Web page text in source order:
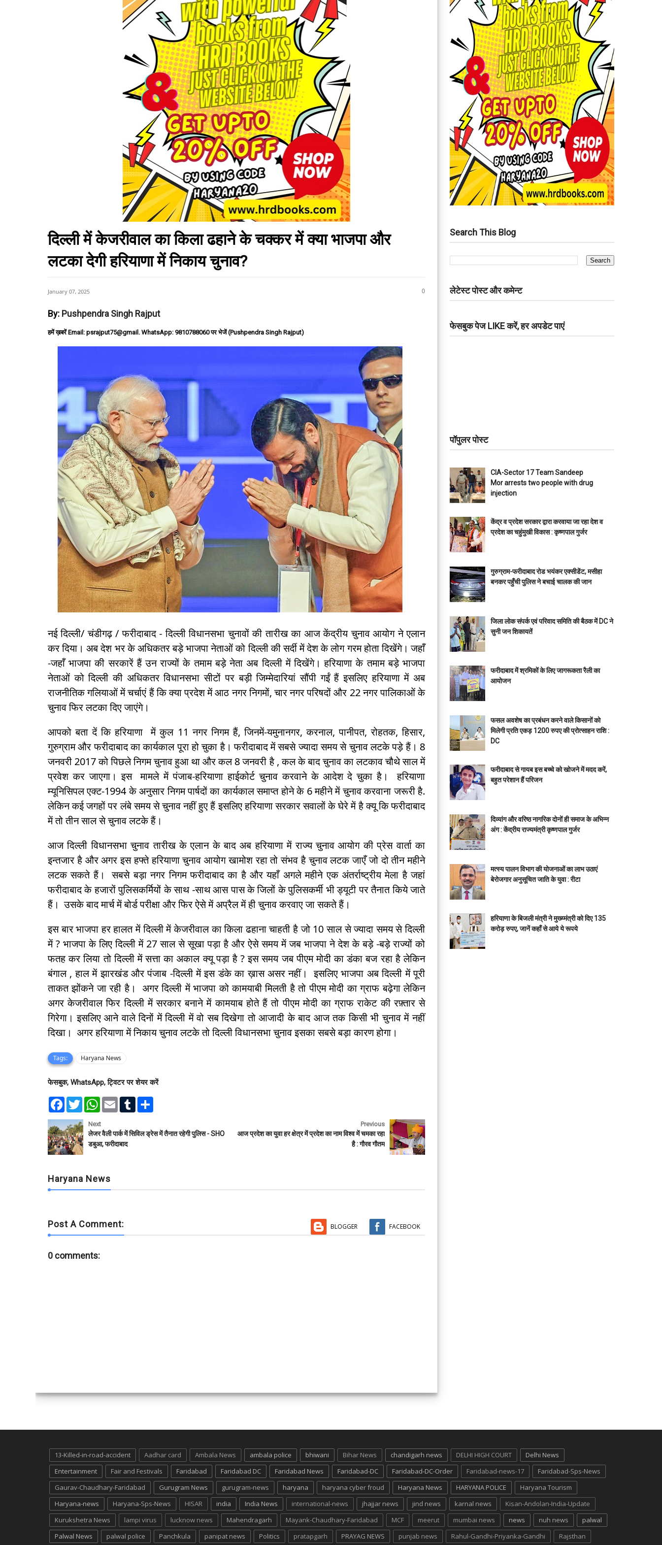
दिल्ली में केजरीवाल का किला ढहाने के चक्कर में क्या भाजपा और
लटका देगी हरियाणा में निकाय चुनाव?
January 07, 2025 0
By: Pushpendra Singh Rajput
हमें ख़बरें Email: psrajput75@gmail. WhatsApp: 9810788060 पर भेजें (Pushpendra Singh Rajput)
नई दिल्ली/ चंडीगढ़ / फरीदाबाद - दिल्ली विधानसभा चुनावों की तारीख का आज केंद्रीय चुनाव आयोग ने एलान
कर दिया। अब देश भर के अधिकतर बड़े भाजपा नेताओं को दिल्ली की सर्दी में देश के लोग गरम होता दिखेंगे। जहाँ
-जहाँ भाजपा की सरकारें हैं उन राज्यों के तमाम बड़े नेता अब दिल्ली में दिखेंगे। हरियाणा के तमाम बड़े भाजपा
नेताओं को दिल्ली की अधिकतर विधानसभा सीटों पर बड़ी जिम्मेदारियां सौंपी गईं हैं इसलिए हरियाणा में अब
राजनीतिक गलियाओं में चर्चाएं हैं कि क्या प्रदेश में आठ नगर निगमों, चार नगर परिषदों और 22 नगर पालिकाओं के
चुनाव फिर लटका दिए जाएंगे।
आपको बता दें कि हरियाणा में कुल 11 नगर निगम हैं, जिनमें-यमुनानगर, करनाल, पानीपत, रोहतक, हिसार,
गुरुग्राम और फरीदाबाद का कार्यकाल पूरा हो चुका है। फरीदाबाद में सबसे ज्यादा समय से चुनाव लटके पड़े हैं। 8
जनवरी 2017 को पिछले निगम चुनाव हुआ था और कल 8 जनवरी है , कल के बाद चुनाव का लटकाव चौथे साल में
प्रवेश कर जाएगा। इस मामले में पंजाब-हरियाणा हाईकोर्ट चुनाव करवाने के आदेश दे चुका है। हरियाणा
म्यूनिसिपल एक्ट-1994 के अनुसार निगम पार्षदों का कार्यकाल समाप्त होने के 6 महीने में चुनाव करवाना जरूरी है.
लेकिन कई जगहों पर लंबे समय से चुनाव नहीं हुए हैं इसलिए हरियाणा सरकार सवालों के घेरे में है क्यू कि फरीदाबाद
में तो तीन साल से चुनाव लटके हैं।
आज दिल्ली विधानसभा चुनाव तारीख के एलान के बाद अब हरियाणा में राज्य चुनाव आयोग की प्रेस वार्ता का
इन्तजार है और अगर इस हफ्ते हरियाणा चुनाव आयोग खामोश रहा तो संभव है चुनाव लटक जाएँ जो दो तीन महीने
लटक सकते हैं। सबसे बड़ा नगर निगम फरीदाबाद का है और यहाँ अगले महीने एक अंतर्राष्ट्रीय मेला है जहां
फरीदाबाद के हजारों पुलिसकर्मियों के साथ -साथ आस पास के जिलों के पुलिसकर्मी भी ड्यूटी पर तैनात किये जाते
हैं। उसके बाद मार्च में बोर्ड परीक्षा और फिर ऐसे में अप्रैल में ही चुनाव करवाए जा सकते हैं।
इस बार भाजपा हर हालत में दिल्ली में केजरीवाल का किला ढहाना चाहती है जो 10 साल से ज्यादा समय से दिल्ली
में ? भाजपा के लिए दिल्ली में 27 साल से सूखा पड़ा है और ऐसे समय में जब भाजपा ने देश के बड़े -बड़े राज्यों को
फतह कर लिया तो दिल्ली में सत्ता का अकाल क्यू पड़ा है ? इस समय जब पीएम मोदी का डंका बज रहा है लेकिन
बंगाल , हाल में झारखंड और पंजाब -दिल्ली में इस डंके का ख़ास असर नहीं। इसलिए भाजपा अब दिल्ली में पूरी
ताकत झोंकने जा रही है। अगर दिल्ली में भाजपा को कामयाबी मिलती है तो पीएम मोदी का ग्राफ बढ़ेगा लेकिन
अगर केजरीवाल फिर दिल्ली में सरकार बनाने में कामयाब होते हैं तो पीएम मोदी का ग्राफ राकेट की रफ़्तार से
गिरेगा। इसलिए आने वाले दिनों में दिल्ली में वो सब दिखेगा तो आजादी के बाद आज तक किसी भी चुनाव में नहीं
दिखा। अगर हरियाणा में निकाय चुनाव लटके तो दिल्ली विधानसभा चुनाव इसका सबसे बड़ा कारण होगा।
Tags: Haryana News
फेसबुक, WhatsApp, ट्विटर पर शेयर करें
F
e
b
o
o
k
T
w
t
t
e
r
W
t
s
A
p
E
l
T
l
e
Next
लेजर वैली पार्क में सिविल ड्रेस में तैनात रहेगी पुलिस - SHO
डबुआ, फरीदाबाद
Previous
आज प्रदेश का युवा हर क्षेत्र में प्रदेश का नाम विश्व में चमका रहा
है : गौरव गौतम
Haryana News
Post A Comment: BLOGGER FACEBOOK
0 comments:
Search This Blog
लेटेस्ट पोस्ट और कमेन्ट
फेसबुक पेज LIKE करें, हर अपडेट पाएं
पॉपुलर पोस्ट
CIA-Sector 17 Team Sandeep
Mor arrests two people with drug
injection
केंद्र व प्रदेश सरकार द्वारा करवाया जा रहा देश व
प्रदेश का चहुंमुखी विकास : कृष्णपाल गुर्जर
गुरुग्राम-फरीदाबाद रोड भयंकर एक्सीडेंट, मसीहा
बनकर पहुँची पुलिस ने बचाई चालक की जान
जिला लोक संपर्क एवं परिवाद समिति की बैठक में DC ने
सुनी जन शिकायतें
फरीदाबाद में श्रमिकों के लिए जागरूकता रैली का
आयोजन
फसल अवशेष का प्रबंधन करने वाले किसानों को
मिलेगी प्रति एकड़ 1200 रुपए की प्रोत्साहन राशि :
DC
फरीदाबाद से गायब इस बच्चे को खोजने में मदद करें,
बहुत परेशान हैं परिजन
दिव्यांग और वरिष्ठ नागरिक दोनों ही समाज के अभिन्न
अंग : केंद्रीय राज्यमंत्री कृष्णपाल गुर्जर
मत्स्य पालन विभाग की योजनाओं का लाभ उठाएं
बेरोजगार अनुसूचित जाति के युवा : रीटा
हरियाणा के बिजली मंत्री ने मुख्य्मंत्री को दिए 135
करोड़ रुपए, जानें कहाँ से आये ये रूपये
13-Killed-in-road-accident Aadhar card Ambala News ambala police bhiwani Bihar News chandigarh news DELHI HIGH COURT
Delhi News
Entertainment
Fair and Festivals Faridabad Faridabad DC Faridabad News Faridabad-DC Faridabad-DC-Order Faridabad-news-17
Faridabad-Sps-News
Gaurav-Chaudhary-Faridabad
Gurugram News gurugram-news haryana haryana cyber froud Haryana News HARYANA POLICE
Haryana Tourism
Haryana-news
Haryana-Sps-News HISAR india India News international-news jhajjar news jind news karnal news
Kisan-Andolan-India-Update
Kurukshetra News
lampi virus lucknow news Mahendragarh Mayank-Chaudhary-Faridabad MCF meerut mumbai news news nuh news
palwal
Palwal News
palwal police Panchkula panipat news Politics pratapgarh PRAYAG NEWS punjab news Rahul-Gandhi-Priyanka-Gandhi Rajsthan